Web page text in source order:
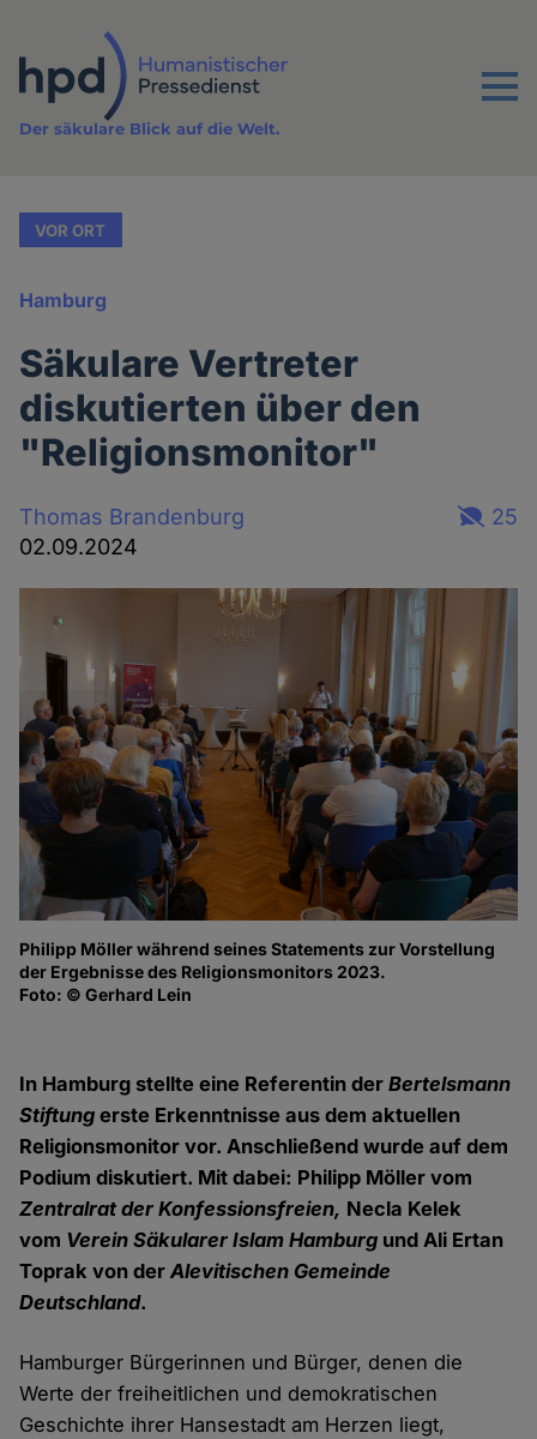
Inhalt
Menu
Der säkulare Blick auf die Welt.
VOR ORT
Hamburg
Säkulare Vertreter
diskutierten über den
"Religionsmonitor"
Thomas Brandenburg
02.09.2024
25
Philipp Möller während seines Statements zur Vorstellung
der Ergebnisse des Religionsmonitors 2023.
Foto: © Gerhard Lein
In Hamburg stellte eine Referentin derBertelsmann
Stiftung erste Erkenntnisse aus dem aktuellen
Religionsmonitor vor. Anschließend wurde auf dem
Podium diskutiert. Mit dabei: Philipp Möller vom
Zentralrat der Konfessionsfreien, Necla Kelek
vom Verein Säkularer Islam Hamburg und Ali Ertan
Toprak von derAlevitischen Gemeinde
Deutschland.
Hamburger Bürgerinnen und Bürger, denen die
Werte der freiheitlichen und demokratischen
Geschichte ihrer Hansestadt am Herzen liegt,